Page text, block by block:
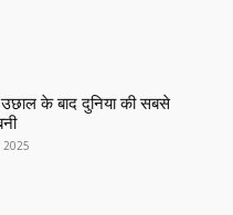
के बाद दुनिया की सबसे
2025